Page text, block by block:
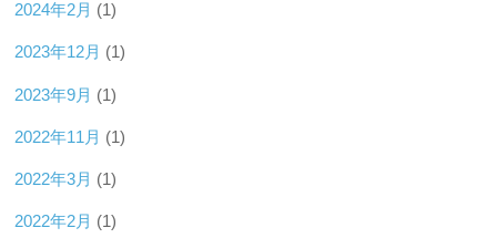
2024年2月 (1)
2023年12月 (1)
2023年9月 (1)
2022年11月 (1)
2022年3月 (1)
2022年2月 (1)